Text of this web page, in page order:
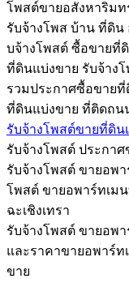
โพสต์ขายอสังหาริมท
รับจ้างโพส บ้าน ที่ดิน
บจ้างโพสต์ ซื้อขายที่
ที่ดินแบ่งขาย รับจ้าง
รวมประกาศซื้อขาย
ที่ดินแบ่งขาย ที่ติดถน
รับจ้างโพสต์ขายที่ดิน
รับจ้างโพสต์ ประกา
รับจ้างโพสต์ ขายอพ
โพสต์ ขายอพาร์ทเม
ฉะเชิงเทรา
รับจ้างโพสต์ ขายอพ
และราคาขายอพาร์ท
ขาย